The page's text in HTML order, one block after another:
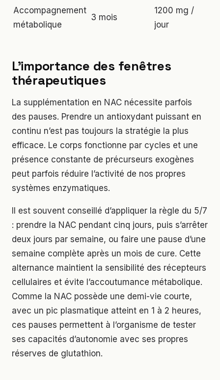
Accompagnement
métabolique
3 mois
1200 mg /
jour
L’importance des fenêtres
thérapeutiques
La supplémentation en NAC nécessite parfois
des pauses. Prendre un antioxydant puissant en
continu n’est pas toujours la stratégie la plus
efficace. Le corps fonctionne par cycles et une
présence constante de précurseurs exogènes
peut parfois réduire l’activité de nos propres
systèmes enzymatiques.
Il est souvent conseillé d’appliquer la règle du 5/7
: prendre la NAC pendant cinq jours, puis s’arrêter
deux jours par semaine, ou faire une pause d’une
semaine complète après un mois de cure. Cette
alternance maintient la sensibilité des récepteurs
cellulaires et évite l’accoutumance métabolique.
Comme la NAC possède une demi-vie courte,
avec un pic plasmatique atteint en 1 à 2 heures,
ces pauses permettent à l’organisme de tester
ses capacités d’autonomie avec ses propres
réserves de glutathion.